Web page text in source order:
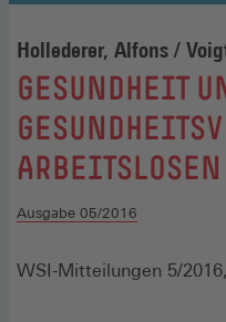
Hollederer, Alfons /
:
GESUNDHEIT
ARBEITSLOSEN
Ausgabe 05/2016
WSI-Mitteilungen 5/